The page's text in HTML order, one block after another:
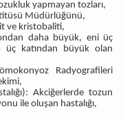
yapmayan tozları,
Müdürlüğünü,
ve kristobaliti,
daha büyük, eni üç
katından büyük olan
Radyografileri
Akciğerlerde tozun
ile oluşan hastalığı,